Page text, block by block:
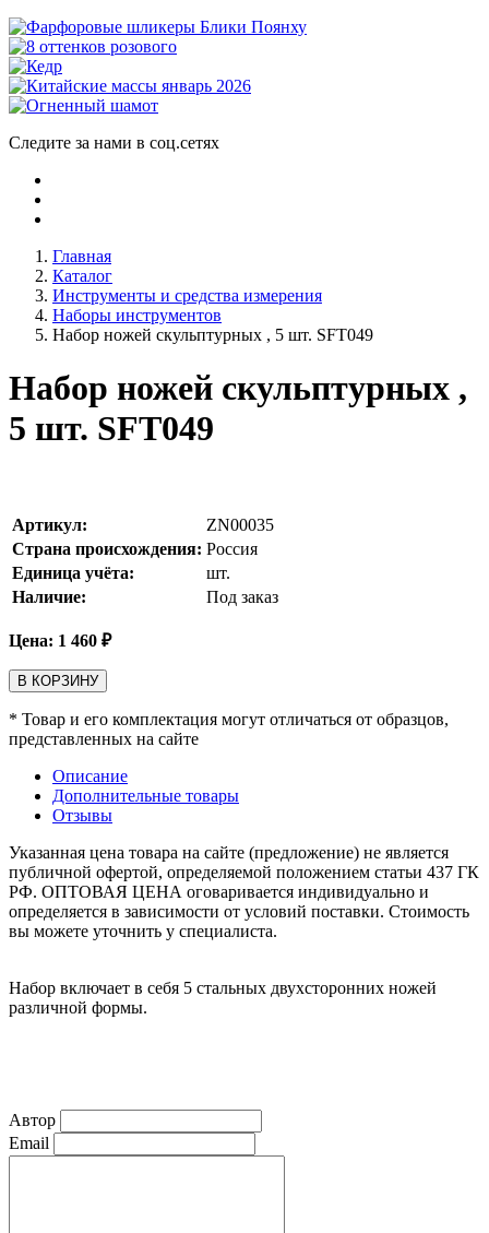
Следите за нами в соц.сетях
Главная
Каталог
Инструменты и средства измерения
Наборы инструментов
Набор ножей скульптурных , 5 шт. SFT049
Набор ножей скульптурных ,
5 шт. SFT049
Артикул:
ZN00035
Страна происхождения: Россия
Единица учёта:
шт.
Наличие:
Под заказ
Цена: 1 460 ₽
В КОРЗИНУ
* Товар и его комплектация могут отличаться от образцов,
представленных на сайте
Описание
Дополнительные товары
Отзывы
Указанная цена товара на сайте (предложение) не является
публичной офертой, определяемой положением статьи 437 ГК
РФ. ОПТОВАЯ ЦЕНА оговаривается индивидуально и
определяется в зависимости от условий поставки. Стоимость
вы можете уточнить у специалиста.
Набор включает в себя 5 стальных двухсторонних ножей
различной формы.
Автор
Email